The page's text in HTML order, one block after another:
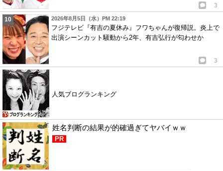
3
2026年8月5日（水）PM 22:19
フジテレビ『有吉の夏休み』フワちゃんが復帰説。炎上で
出演シーンカット騒動から2年、有吉弘行が匂わせか
3
人気ブログランキング
姓名判断の結果が的確過ぎてヤバイｗｗ
PR